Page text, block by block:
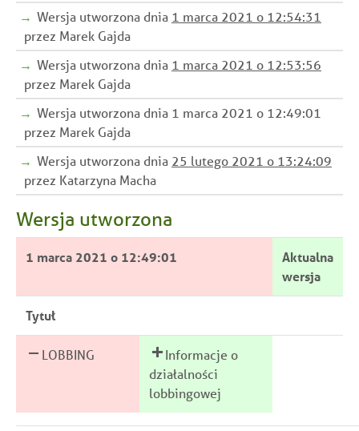
Wersja utworzona dnia 1 marca 2021 o 12:54:31
przez Marek Gajda
Wersja utworzona dnia 1 marca 2021 o 12:53:56
przez Marek Gajda
Wersja utworzona dnia 1 marca 2021 o 12:49:01
przez Marek Gajda
Wersja utworzona dnia 25 lutego 2021 o 13:24:09
przez Katarzyna Macha
Wersja utworzona
1 marca 2021 o 12:49:01
Aktualna
wersja
Tytuł
LOBBING
Informacje o
działalności
lobbingowej